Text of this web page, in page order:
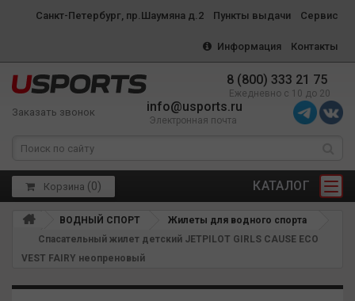
Санкт-Петербург, пр.Шаумяна д.2 Пункты выдачи Сервис
Информация Контакты
8 (800) 333 21 75
Ежедневно с 10 до 20
Заказать звонок info@usports.ru
Электронная почта
КАТАЛОГ
Корзина (0)
ВОДНЫЙ СПОРТ
Жилеты для водного спорта
Спасательный жилет детский JETPILOT GIRLS CAUSE ECO
VEST FAIRY неопреновый